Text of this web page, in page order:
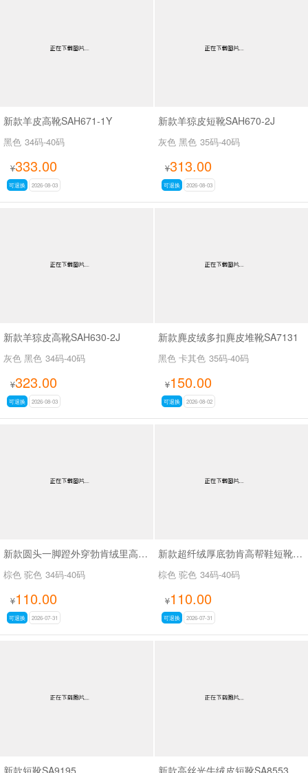
新款羊皮高靴SAH671-1Y
黑色 34码-40码
¥333.00
可退换 2026-08-03
新款羊猄皮短靴SAH670-2J
灰色 黑色 35码-40码
¥313.00
可退换 2026-08-03
新款羊猄皮高靴SAH630-2J
灰色 黑色 34码-40码
¥323.00
可退换 2026-08-03
新款麂皮绒多扣麂皮堆靴SA7131
黑色 卡其色 35码-40码
¥150.00
可退换 2026-08-02
新款圆头一脚蹬外穿勃肯绒里高帮鞋SA9109
棕色 驼色 34码-40码
¥110.00
可退换 2026-07-31
新款超纤绒厚底勃肯高帮鞋短靴SA9116
棕色 驼色 34码-40码
¥110.00
可退换 2026-07-31
新款短靴SA9195 新款高丝光牛绒皮短靴SA8553